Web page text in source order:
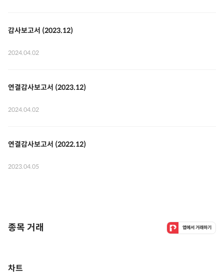
감사보고서 (2023.12)
2024.04.02
연결감사보고서 (2023.12)
2024.04.02
연결감사보고서 (2022.12)
2023.04.05
종목 거래 앱에서 거래하기
차트